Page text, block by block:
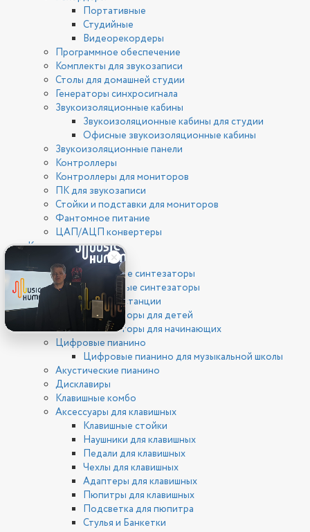
Портативные
Студийные
Видеорекордеры
Программное обеспечение
Комплекты для звукозаписи
Столы для домашней студии
Генераторы синхросигнала
Звукоизоляционные кабины
Звукоизоляционные кабины для студии
Офисные звукоизоляционные кабины
Звукоизоляционные панели
Контроллеры
Контроллеры для мониторов
ПК для звукозаписи
Стойки и подставки для мониторов
Фантомное питание
ЦАП/АЦП конвертеры
Клавишные
Синтезаторы
Цифровые синтезаторы
Аналоговые синтезаторы
Рабочие станции
Синтезаторы для детей
Синтезаторы для начинающих
Цифровые пианино
Цифровые пианино для музыкальной школы
Акустические пианино
Дисклавиры
Клавишные комбо
Аксессуары для клавишных
Клавишные стойки
Наушники для клавишных
Педали для клавишных
Чехлы для клавишных
Адаптеры для клавишных
Пюпитры для клавишных
Подсветка для пюпитра
Стулья и Банкетки